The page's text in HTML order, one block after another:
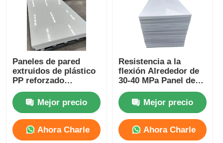
Tuberías de PP
Paneles de pared
extruidos de plástico
PP reforzado
ecológico de 3 mm-30
mm
Mejor precio
Ahora Charle
Resistencia a la
flexión Alrededor de
30-40 MPa Panel de
plástico PP
Autoextinguible
Resistencia a la llama
Soluciones
personalizadas para
duraderas
Mejor precio
Ahora Charle